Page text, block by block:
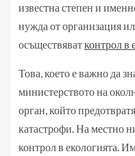
известна степен и
нужда от организация
осъществяватконтрол в
Това, което е важно да
министерството на
орган, който
катастрофи. На местно
контрол в екологията.